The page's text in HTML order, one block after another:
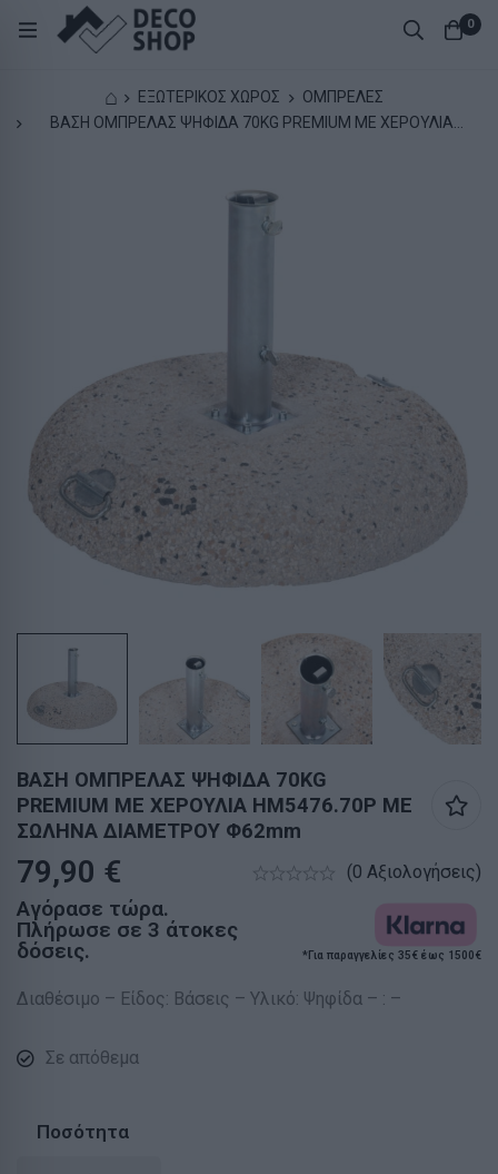
0
⌂ ΕΞΩΤΕΡΙΚΟΣ ΧΩΡΟΣ
ΟΜΠΡΕΛΕΣ
ΒΑΣΗ ΟΜΠΡΕΛΑΣ ΨΗΦΙΔΑ 70KG PREMIUM ΜΕ ΧΕΡΟΥΛΙΑ
ΒΑΣΗ ΟΜΠΡΕΛΑΣ ΨΗΦΙΔΑ 70KG
PREMIUM ΜΕ ΧΕΡΟΥΛΙΑ HM5476.70P ΜΕ
ΣΩΛΗΝΑ ΔΙΑΜΕΤΡΟΥ Φ62mm
79,90 € (0 Αξιολογήσεις)
Αγόρασε τώρα.
Πλήρωσε σε 3 άτοκες
δόσεις.
*Για παραγγελίες 35€ έως 1500€
Διαθέσιμο – Είδος: Βάσεις – Υλικό: Ψηφίδα – : –
Σε απόθεμα
Ποσότητα